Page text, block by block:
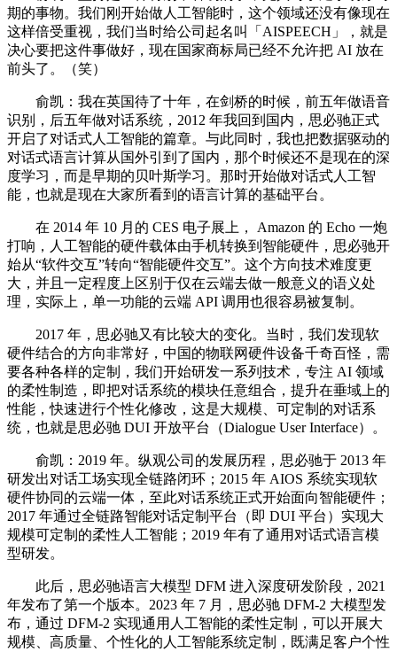
期的事物。我们刚开始做人工智能时，这个领域还没有像现在
这样倍受重视，我们当时给公司起名叫「AISPEECH」，就是
决心要把这件事做好，现在国家商标局已经不允许把 AI 放在
前头了。（笑）
俞凯：我在英国待了十年，在剑桥的时候，前五年做语音
识别，后五年做对话系统，2012 年我回到国内，思必驰正式
开启了对话式人工智能的篇章。与此同时，我也把数据驱动的
对话式语言计算从国外引到了国内，那个时候还不是现在的深
度学习，而是早期的贝叶斯学习。那时开始做对话式人工智
能，也就是现在大家所看到的语言计算的基础平台。
在 2014 年 10 月的 CES 电子展上， Amazon 的 Echo 一炮
打响，人工智能的硬件载体由手机转换到智能硬件，思必驰开
始从“软件交互”转向“智能硬件交互”。这个方向技术难度更
大，并且一定程度上区别于仅在云端去做一般意义的语义处
理，实际上，单一功能的云端 API 调用也很容易被复制。
2017 年，思必驰又有比较大的变化。当时，我们发现软
硬件结合的方向非常好，中国的物联网硬件设备千奇百怪，需
要各种各样的定制，我们开始研发一系列技术，专注 AI 领域
的柔性制造，即把对话系统的模块任意组合，提升在垂域上的
性能，快速进行个性化修改，这是大规模、可定制的对话系
统，也就是思必驰 DUI 开放平台（Dialogue User Interface）。
俞凯：2019 年。纵观公司的发展历程，思必驰于 2013 年
研发出对话工场实现全链路闭环；2015 年 AIOS 系统实现软
硬件协同的云端一体，至此对话系统正式开始面向智能硬件；
2017 年通过全链路智能对话定制平台（即 DUI 平台）实现大
规模可定制的柔性人工智能；2019 年有了通用对话式语言模
型研发。
此后，思必驰语言大模型 DFM 进入深度研发阶段，2021
年发布了第一个版本。2023 年 7 月，思必驰 DFM-2 大模型发
布，通过 DFM-2 实现通用人工智能的柔性定制，可以开展大
规模、高质量、个性化的人工智能系统定制，既满足客户个性